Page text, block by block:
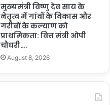
मुख्यमंत्री विष्णु देव साय के
नेतृत्व में गांवों के विकास और
गरीबों के कल्याण को
प्राथमिकता: वित्त मंत्री ओपी
चौधरी….
August 8, 2026